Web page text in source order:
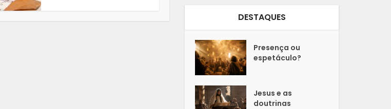
DESTAQUES
Presença ou
espetáculo?
Jesus e as
doutrinas